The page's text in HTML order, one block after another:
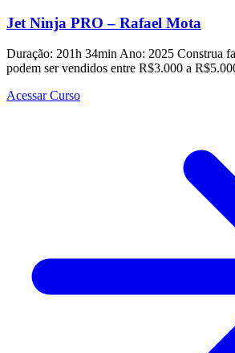
Jet Ninja PRO – Rafael Mota
Duração: 201h 34min Ano: 2025 Construa
podem ser vendidos entre R$3.000 a
Acessar Curso